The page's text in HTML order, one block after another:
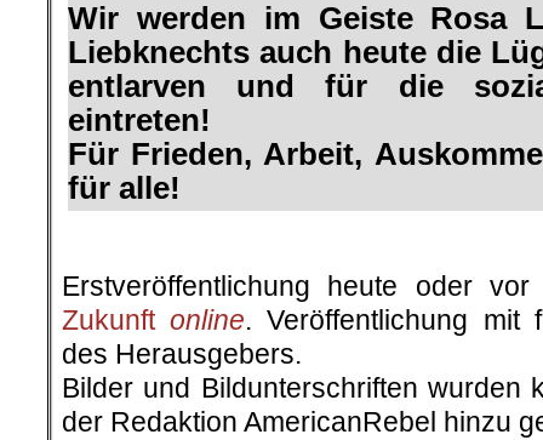
Wir werden im Geiste Rosa
Liebknechts auch heute die
entlarven und für die
eintreten!
Für Frieden, Arbeit,
für alle!
Erstveröffentlichung heute oder
Zukunftonline. Veröffentlichung mit
des Herausgebers.
Bilder und Bildunterschriften wurden
der Redaktion AmericanRebel hinzu